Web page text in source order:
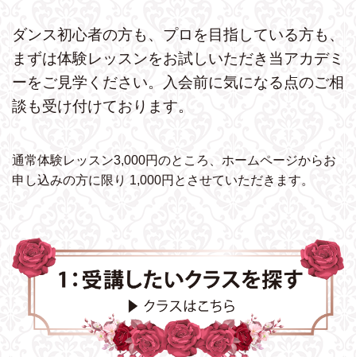
ダンス初心者の方も、プロを目指している方も、
まずは体験レッスンをお試しいただき 当アカデミ
ーをご見学ください。
入会前に気になる点のご相
談も受け付けております。
通常体験レッスン3,000円のところ、ホームページからお
申し込みの方に限り 1,000円とさせていただきます。